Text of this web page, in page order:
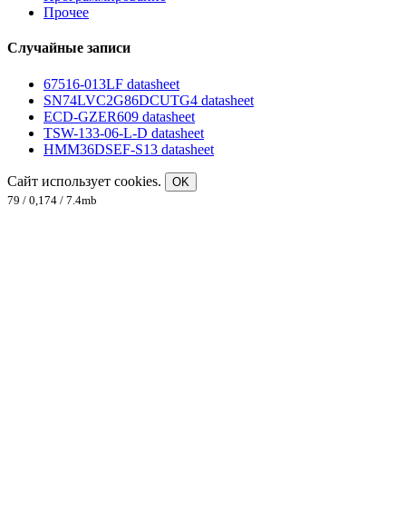
Прочее
Случайные записи
67516-013LF datasheet
SN74LVC2G86DCUTG4 datasheet
ECD-GZER609 datasheet
TSW-133-06-L-D datasheet
HMM36DSEF-S13 datasheet
Сайт использует cookies.
OK
79 / 0,174 / 7.4mb